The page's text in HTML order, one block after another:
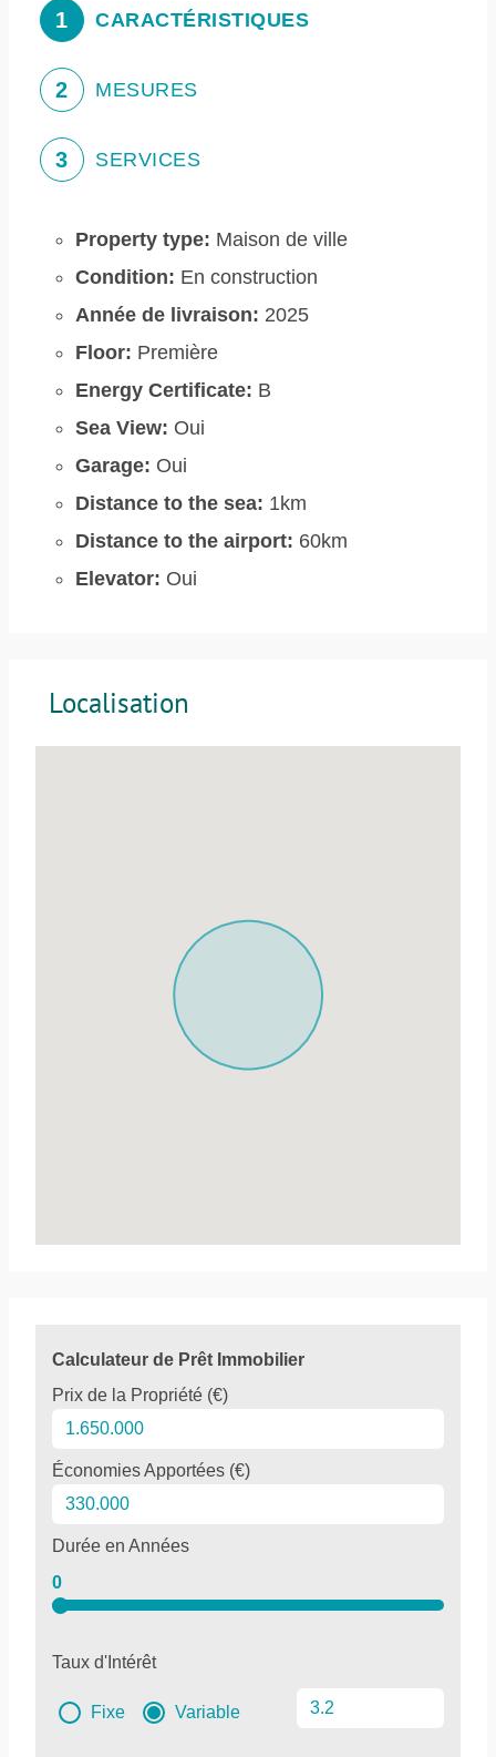
1 CARACTÉRISTIQUES
2 MESURES
3 SERVICES
Property type: Maison de ville
Condition: En construction
Année de livraison: 2025
Floor: Première
Energy Certificate: B
Sea View: Oui
Garage: Oui
Distance to the sea: 1km
Distance to the airport: 60km
Elevator: Oui
Localisation
Calculateur de Prêt Immobilier
Prix de la Propriété (€)
Économies Apportées (€)
Durée en Années
0
Taux d'Intérêt
Fixe Variable